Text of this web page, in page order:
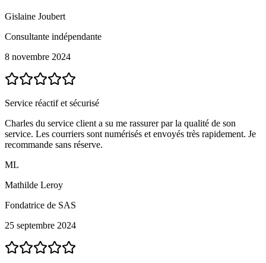
Gislaine Joubert
Consultante indépendante
8 novembre 2024
Service réactif et sécurisé
Charles du service client a su me rassurer par la qualité de son
service. Les courriers sont numérisés et envoyés très rapidement. Je
recommande sans réserve.
ML
Mathilde Leroy
Fondatrice de SAS
25 septembre 2024